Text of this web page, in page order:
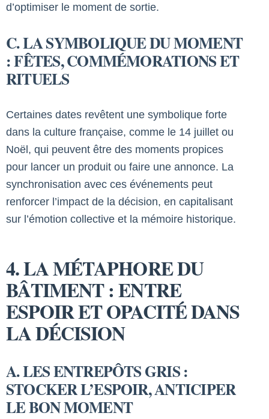
d’optimiser le moment de sortie.
C. LA SYMBOLIQUE DU MOMENT
: FÊTES, COMMÉMORATIONS ET
RITUELS
Certaines dates revêtent une symbolique forte
dans la culture française, comme le 14 juillet ou
Noël, qui peuvent être des moments propices
pour lancer un produit ou faire une annonce. La
synchronisation avec ces événements peut
renforcer l’impact de la décision, en capitalisant
sur l’émotion collective et la mémoire historique.
4. LA MÉTAPHORE DU
BÂTIMENT : ENTRE
ESPOIR ET OPACITÉ DANS
LA DÉCISION
A. LES ENTREPÔTS GRIS :
STOCKER L’ESPOIR, ANTICIPER
LE BON MOMENT